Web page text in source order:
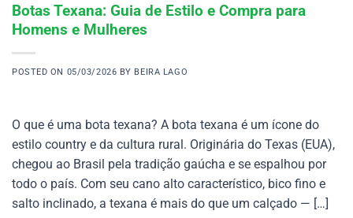
Botas Texana: Guia de Estilo e Compra para
Homens e Mulheres
POSTED ON 05/03/2026 BY BEIRA LAGO
O que é uma bota texana? A bota texana é um ícone do
estilo country e da cultura rural. Originária do Texas (EUA),
chegou ao Brasil pela tradição gaúcha e se espalhou por
todo o país. Com seu cano alto característico, bico fino e
salto inclinado, a texana é mais do que um calçado — […]